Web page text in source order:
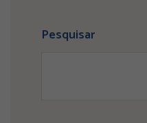
Pesquisar